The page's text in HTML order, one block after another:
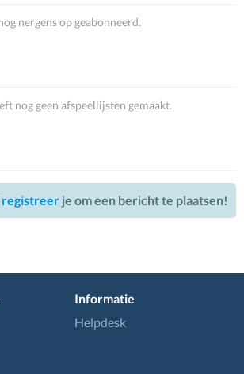
nergens op geabonneerd.
nog geen afspeellijsten gemaakt.
registreer je om een bericht te plaatsen!
Informatie
Helpdesk